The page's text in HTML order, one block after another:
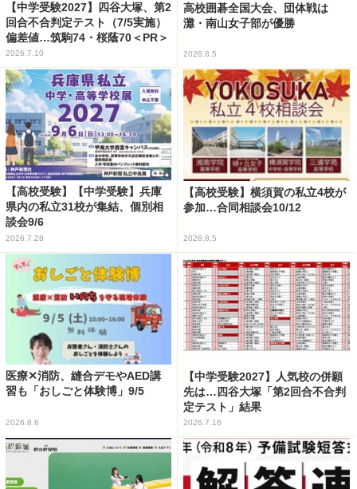
【中学受験2027】四谷大塚、第2
回合不合判定テスト（7/5実施）
偏差値…筑駒74・桜蔭70＜PR＞
2026.7.10
高校囲碁全国大会、団体戦は
灘・南山女子部が優勝
2026.8.5
【高校受験】【中学受験】兵庫
県内の私立31校が集結、個別相
談会9/6
2026.7.28
【高校受験】横須賀の私立4校が
参加…合同相談会10/12
2026.8.5
医療✕消防、縫合デモやAED講
習も「おしごと体験博」9/5
2026.8.6
【中学受験2027】人気校の併願
先は…四谷大塚「第2回合不合判
定テスト」結果
2026.7.16